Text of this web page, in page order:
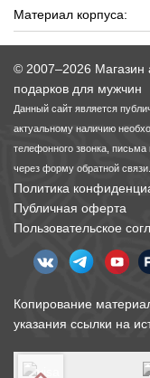
Материал корпуса:
© 2007–2026 Магазин
подарков для мужчин
Данный сайт является
актуальному наличию
телефонного звонка, письма
через форму обратной связи.
Политика
Публичная оферта
Пользовательское
Копирование
указания ссылки на